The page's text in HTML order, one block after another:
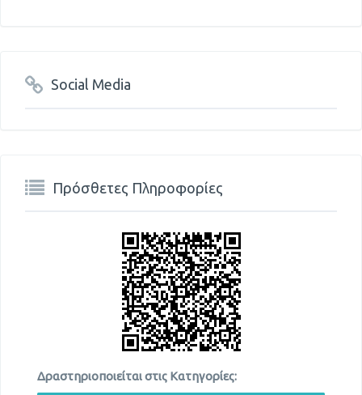
Social Media
Πρόσθετες Πληροφορίες
Δραστηριοποιείται στις Κατηγορίες: